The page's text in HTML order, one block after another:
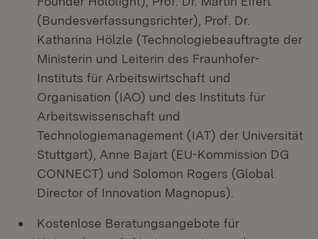
(Bundesverfassungsrichter), Prof. Dr.
Katharina Hölzle (Technologiebeauftragte der
Ministerin und Leiterin des Fraunhofer-
Instituts für Arbeitswirtschaft und
Organisation (IAO) und des Instituts für
Arbeitswissenschaft und
Technologiemanagement (IAT) der Universität
Stuttgart), Anne Bajart (EU-Kommission DG
CONNECT) und Solomon Rogers (Global
Director of Innovation Magnopus).
Kostenlose Beratungsangebote für